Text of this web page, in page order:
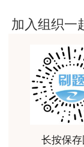
注册安全工
2019年中级
点击群
用户
用户da****ng
生产技术今年
富生动。
用户
课程清晰易懂
加入组织一
长按保